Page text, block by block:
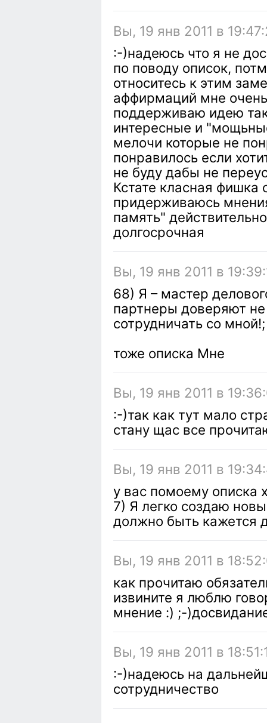
Вы, 19 янв 2011 в
:-)надеюсь что я не
по поводу описок,
относитесь к этим
аффирмаций мне
поддерживаю идею так
интересные и
мелочи которые не
понравилось если
не буду дабы не
Кстате класная фишка
придерживаюсь
память"
долгосрочная
Вы, 19 янв 2011 в
68) Я – мастер
партнеры доверяют не
сотрудничать со мной!;
тоже описка Мне
Вы, 19 янв 2011 в
:-)так как тут мало
стану щас все
Вы, 19 янв 2011 в
у вас помоему описка
7) Я легко создаю
должно быть кажется
Вы, 19 янв 2011 в
как прочитаю
извините я люблю
мнение :) ;-
Вы, 19 янв 2011 в
:-)надеюсь на
сотрудничество